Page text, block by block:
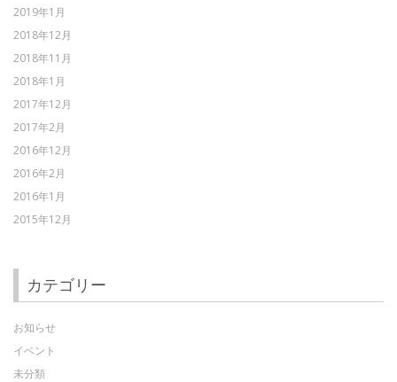
2019年1月
2018年12月
2018年11月
2018年1月
2017年12月
2017年2月
2016年12月
2016年2月
2016年1月
2015年12月
カテゴリー
お知らせ
イベント
未分類